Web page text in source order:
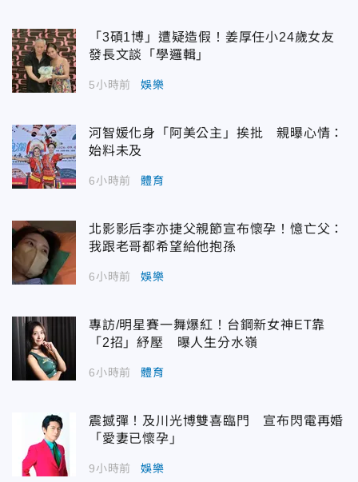
「3碩1博」遭疑造假！姜厚任小24歲女友
發長文談「學邏輯」
5小時前 娛樂
河智媛化身「阿美公主」挨批 親曝心情：
始料未及
6小時前 體育
北影影后李亦捷父親節宣布懷孕！憶亡父：
我跟老哥都希望給他抱孫
6小時前 娛樂
專訪/明星賽一舞爆紅！台鋼新女神ET靠
「2招」紓壓 曝人生分水嶺
6小時前 體育
震撼彈！及川光博雙喜臨門 宣布閃電再婚
「愛妻已懷孕」
9小時前 娛樂